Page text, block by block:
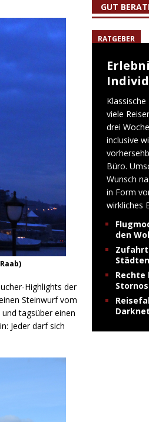
Highlights der
Steinwurf vom
tagsüber einen
Jeder darf sich
GUT
RATGEBER
viele
drei
inclusive
Büro.
Wunsch
in Form
wirkliches
den
Städten
Rechte
Stornos
Darknet